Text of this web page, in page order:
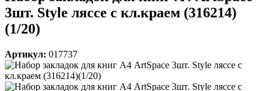
3шт. Style ляссе с кл.краем (316214)
(1/20)
Артикул: 017737